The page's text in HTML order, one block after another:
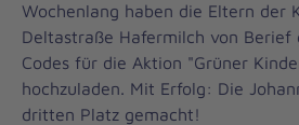
Wochenlang haben die Eltern der
Deltastraße Hafermilch von Berief
Codes für die Aktion "Grüner
hochzuladen. Mit Erfolg: Die
dritten Platz gemacht!